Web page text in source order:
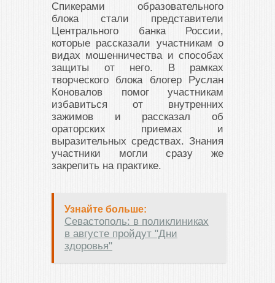
Спикерами образовательного
блока стали представители
Центрального банка России,
которые рассказали участникам о
видах мошенничества и способах
защиты от него. В рамках
творческого блока блогер Руслан
Коновалов помог участникам
избавиться от внутренних
зажимов и рассказал об
ораторских приемах и
выразительных средствах. Знания
участники могли сразу же
закрепить на практике.
Узнайте больше:
Севастополь: в поликлиниках
в августе пройдут "Дни
здоровья"